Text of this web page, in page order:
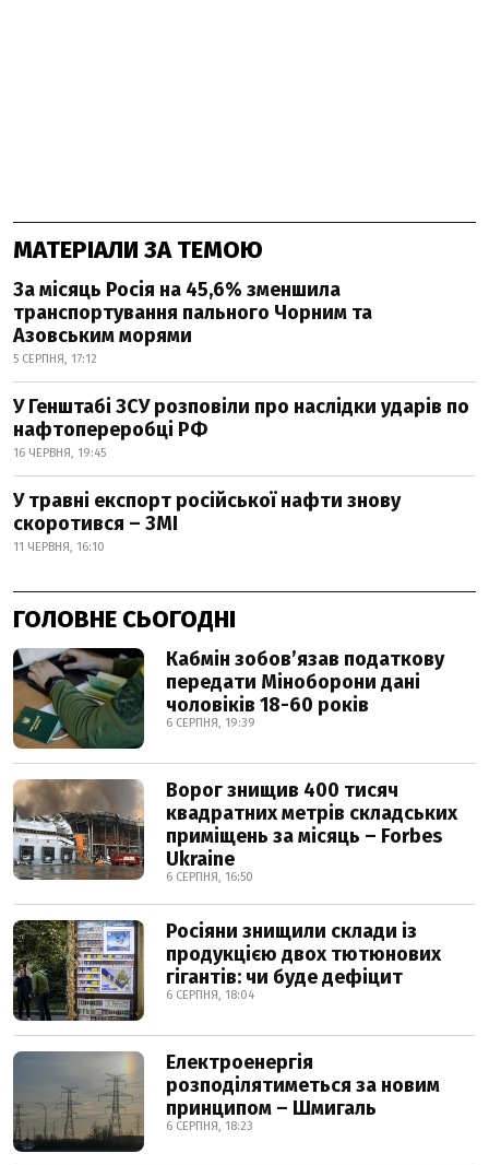
МАТЕРІАЛИ ЗА ТЕМОЮ
За місяць Росія на 45,6% зменшила
транспортування пального Чорним та
Азовським морями
5 СЕРПНЯ, 17:12
У Генштабі ЗСУ розповіли про наслідки ударів по
нафтопереробці РФ
16 ЧЕРВНЯ, 19:45
У травні експорт російської нафти знову
скоротився – ЗМІ
11 ЧЕРВНЯ, 16:10
ГОЛОВНЕ СЬОГОДНІ
Кабмін зобовʼязав податкову
передати Міноборони дані
чоловіків 18-60 років
6 СЕРПНЯ, 19:39
Ворог знищив 400 тисяч
квадратних метрів складських
приміщень за місяць – Forbes
Ukraine
6 СЕРПНЯ, 16:50
Росіяни знищили склади із
продукцією двох тютюнових
гігантів: чи буде дефіцит
6 СЕРПНЯ, 18:04
Електроенергія
розподілятиметься за новим
принципом – Шмигаль
6 СЕРПНЯ, 18:23